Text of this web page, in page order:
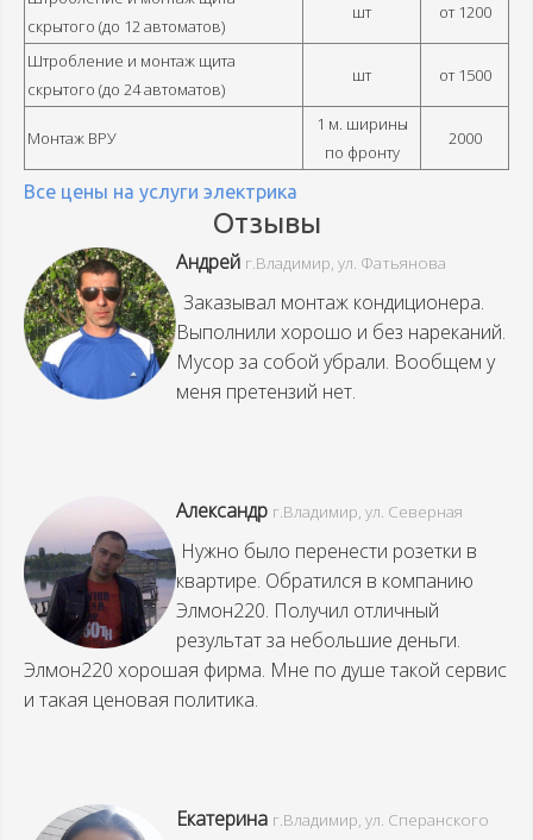
скрытого (до 12 автоматов)
шт от 1200
Штробление и монтаж щита
скрытого (до 24 автоматов)
шт от 1500
Монтаж ВРУ
1 м. ширины
по фронту
2000
Все цены на услуги электрика
Отзывы
Андрей г.Владимир, ул. Фатьянова
Заказывал монтаж кондиционера.
Выполнили хорошо и без нареканий.
Мусор за собой убрали. Вообщем у
меня претензий нет.
Александр г.Владимир, ул. Северная
Нужно было перенести розетки в
квартире. Обратился в компанию
Элмон220. Получил отличный
результат за небольшие деньги.
Элмон220 хорошая фирма. Мне по душе такой сервис
и такая ценовая политика.
Екатерина г.Владимир, ул. Сперанского